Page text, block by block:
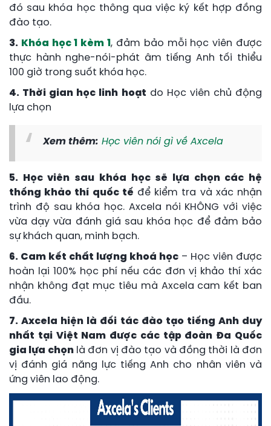
đó sau khóa học thông qua việc ký kết hợp đồng
đào tạo.
3. Khóa học 1 kèm 1, đảm bảo mỗi học viên được
thực hành nghe-nói-phát âm tiếng Anh tối thiểu
100 giờ trong suốt khóa học.
4. Thời gian học linh hoạt do Học viên chủ động
lựa chọn
Xem thêm: Học viên nói gì về Axcela
5. Học viên sau khóa học sẽ lựa chọn các hệ
thống khảo thí quốc tế để kiểm tra và xác nhận
trình độ sau khóa học. Axcela nói KHÔNG với việc
vừa dạy vừa đánh giá sau khóa học để đảm bảo
sự khách quan, minh bạch.
6. Cam kết chất lượng khoá học – Học viên được
hoàn lại 100% học phí nếu các đơn vị khảo thí xác
nhận không đạt mục tiêu mà Axcela cam kết ban
đầu.
7. Axcela hiện là đối tác đào tạo tiếng Anh duy
nhất tại Việt Nam được các tập đoàn Đa Quốc
gia lựa chọnlà đơn vị đào tạo và đồng thời là đơn
vị đánh giá năng lực tiếng Anh cho nhân viên và
ứng viên lao động.